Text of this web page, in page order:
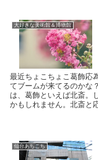
大好きな美術館＆博物館
最近ちょこちょこ葛飾応
てブームが来てるのかな
は、葛飾といえば北斎。
かもしれません。北斎と
仙台あちこち